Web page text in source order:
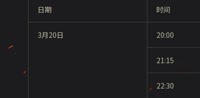
日期 时间
3月20日 20:00
21:15
22:30